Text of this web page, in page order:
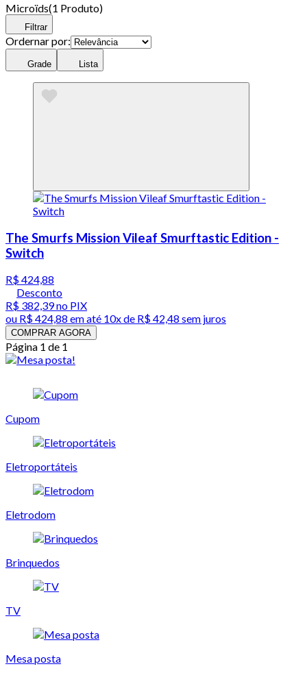
Microïds(1 Produto)
Filtrar
Ordernar por:
Grade Lista
The Smurfs Mission Vileaf Smurftastic Edition -
Switch
R$ 424,88
Desconto
R$ 382,39no PIX
ou R$ 424,88 em até 10x de R$ 42,48 sem juros
COMPRAR AGORA
Página 1 de 1
Cupom
Eletroportáteis
Eletrodom
Brinquedos
TV
Mesa posta